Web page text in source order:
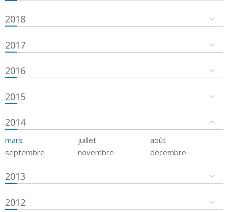
2018
2017
2016
2015
2014
mars juillet
août
septembre
novembre décembre
2013
2012